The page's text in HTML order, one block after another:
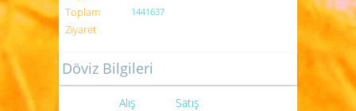
Toplam
Ziyaret
1441637
Döviz Bilgileri
Alış
Satış